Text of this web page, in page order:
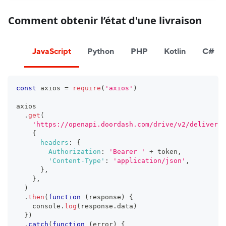
Comment obtenir l’état d'une livraison
JavaScript Python PHP Kotlin C#
const axios = require ( 'axios' )
axios
. get (
'https://openapi.doordash.com/drive/v2/
{
headers :
{
Authorization : 'Bearer ' + token ,
'Content-Type' : 'application/json' ,
} ,
} ,
)
. then ( function ( response )
{
console . log ( response . data )
} )
. catch ( function ( error ) {